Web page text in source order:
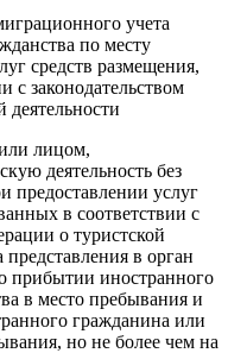
учета
по месту
средств размещения,
с законодательством
деятельности
лицом,
деятельность без
предоставлении услуг
в соответствии с
о туристской
представления в орган
прибытии иностранного
в место пребывания и
гражданина или
но не более чем на